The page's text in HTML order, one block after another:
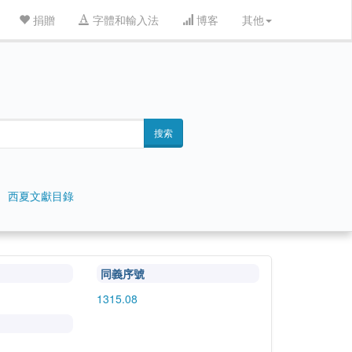
捐贈 字體和輸入法 博客 其他
搜索
西夏文獻目錄
同義序號
1315.08